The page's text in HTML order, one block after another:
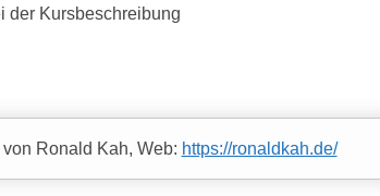
der Kursbeschreibung
Ronald Kah, Web: https://ronaldkah.de/